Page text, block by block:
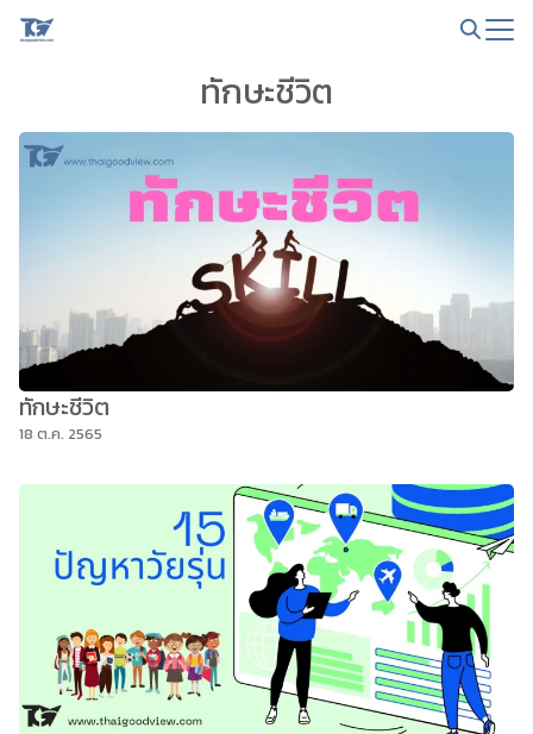
Skip
ทักษะชีวิต
ทักษะชีวิต
18 ต.ค. 2565